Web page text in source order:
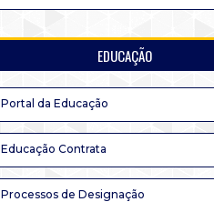
EDUCAÇÃO
Portal da Educação
Educação Contrata
Processos de Designação